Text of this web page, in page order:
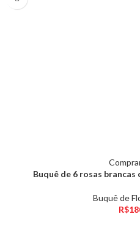
Buquê de 6 rosas
Buquê de
R$